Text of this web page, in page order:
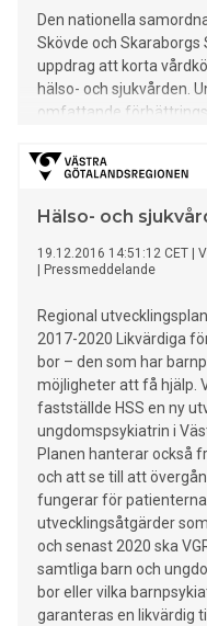
Den nationella
Skövde och Skaraborgs
uppdrag att korta
hälso- och sjukvården.
omfattande
Hälso- och
19.12.2016 14:51:12 CET
Pressmeddelande
Regional
2017-2020 Likvärdiga
bor – den som har
möjligheter att få hjälp.
fastställde HSS en ny
ungdomspsykiatrin i
Planen hanterar också
och att se till att
fungerar för
utvecklingsåtgärder
och senast 2020 ska
samtliga barn och
bor eller vilka
garanteras en likvärdig